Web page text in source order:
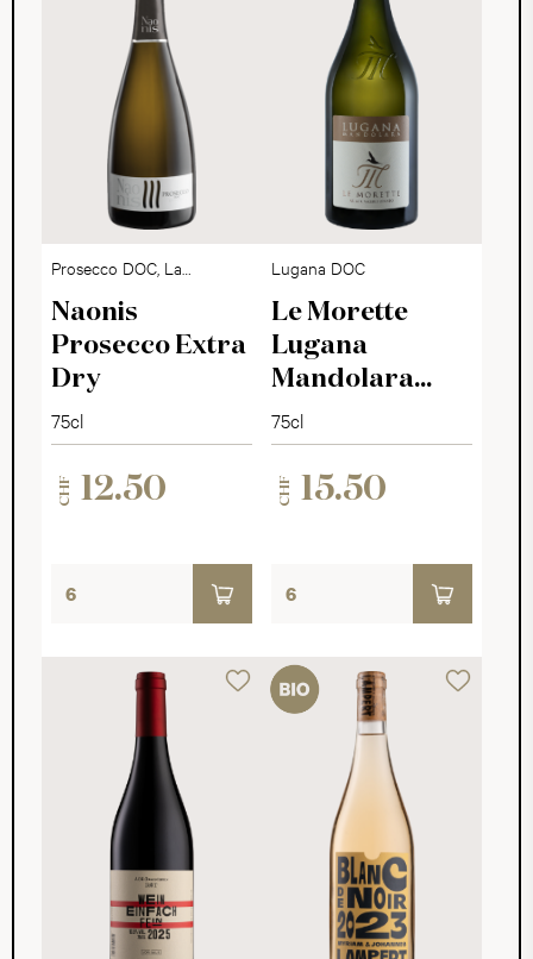
Prosecco DOC, La
Delizia
Naonis
Prosecco Extra
Dry
75cl
CHF 12.50
Lugana DOC
Le Morette
Lugana
Mandolara
2025
75cl
CHF 15.50